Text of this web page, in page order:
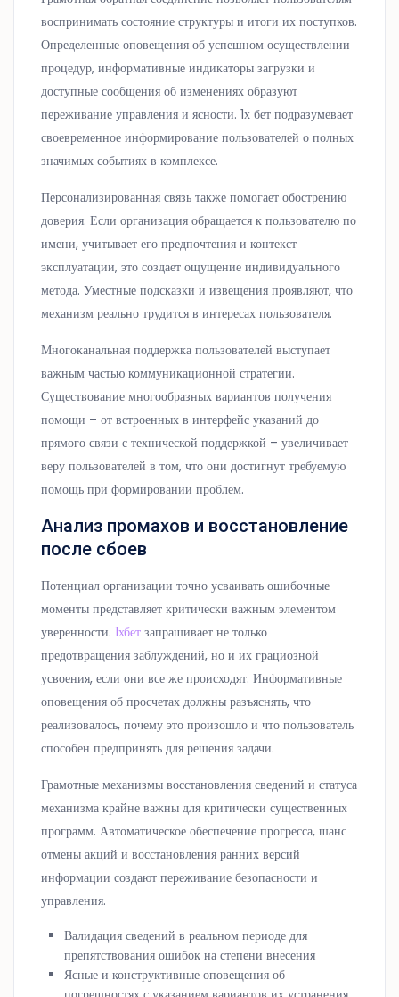
воспринимать состояние структуры и итоги их поступков.
Определенные оповещения об успешном осуществлении
процедур, информативные индикаторы загрузки и
доступные сообщения об изменениях образуют
переживание управления и ясности. 1х бет подразумевает
своевременное информирование пользователей о полных
значимых событиях в комплексе.
Персонализированная связь также помогает обострению
доверия. Если организация обращается к пользователю по
имени, учитывает его предпочтения и контекст
эксплуатации, это создает ощущение индивидуального
метода. Уместные подсказки и извещения проявляют, что
механизм реально трудится в интересах пользователя.
Многоканальная поддержка пользователей выступает
важным частью коммуникационной стратегии.
Существование многообразных вариантов получения
помощи – от встроенных в интерфейс указаний до
прямого связи с технической поддержкой – увеличивает
веру пользователей в том, что они достигнут требуемую
помощь при формировании проблем.
Анализ промахов и восстановление
после сбоев
Потенциал организации точно усваивать ошибочные
моменты представляет критически важным элементом
уверенности.1хбет запрашивает не только
предотвращения заблуждений, но и их грациозной
усвоения, если они все же происходят. Информативные
оповещения об просчетах должны разъяснять, что
реализовалось, почему это произошло и что пользователь
способен предпринять для решения задачи.
Грамотные механизмы восстановления сведений и статуса
механизма крайне важны для критически существенных
программ. Автоматическое обеспечение прогресса, шанс
отмены акций и восстановления ранних версий
информации создают переживание безопасности и
управления.
Валидация сведений в реальном периоде для
препятствования ошибок на степени внесения
Ясные и конструктивные оповещения об